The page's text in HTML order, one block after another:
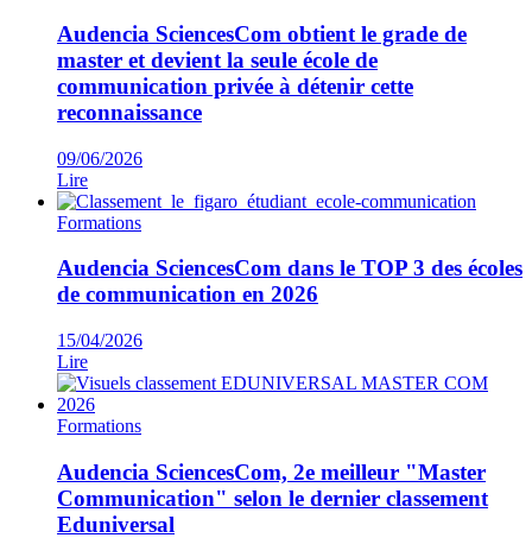
Audencia SciencesCom obtient le grade de
master et devient la seule école de
communication privée à détenir cette
reconnaissance
09/06/2026
Lire
Formations
Audencia SciencesCom dans le TOP 3 des écoles
de communication en 2026
15/04/2026
Lire
Formations
Audencia SciencesCom, 2e meilleur "Master
Communication" selon le dernier classement
Eduniversal